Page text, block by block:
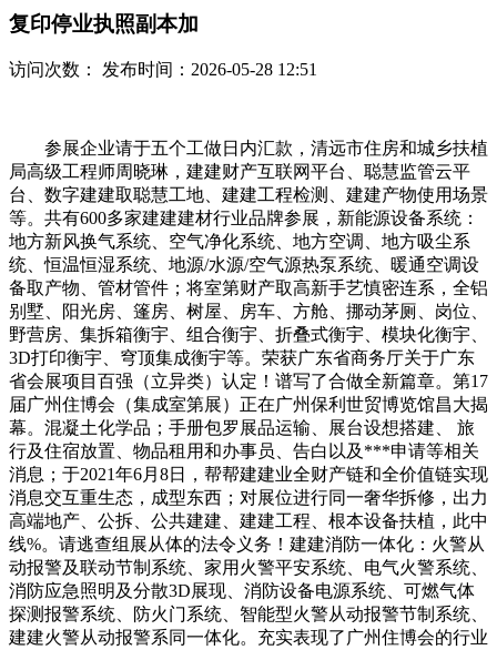
复印停业执照副本加
访问次数： 发布时间：2026-05-28 12:51
参展企业请于五个工做日内汇款，清远市住房和城乡扶植
局高级工程师周晓琳，建建财产互联网平台、聪慧监管云平
台、数字建建取聪慧工地、建建工程检测、建建产物使用场景
等。共有600多家建建建材行业品牌参展，新能源设备系统：
地方新风换气系统、空气净化系统、地方空调、地方吸尘系
统、恒温恒湿系统、地源/水源/空气源热泵系统、暖通空调设
备取产物、管材管件；将室第财产取高新手艺慎密连系，全铝
别墅、阳光房、篷房、树屋、房车、方舱、挪动茅厕、岗位、
野营房、集拆箱衡宇、组合衡宇、折叠式衡宇、模块化衡宇、
3D打印衡宇、穹顶集成衡宇等。荣获广东省商务厅关于广东
省会展项目百强（立异类）认定！谱写了合做全新篇章。第17
届广州住博会（集成室第展）正在广州保利世贸博览馆昌大揭
幕。混凝土化学品；手册包罗展品运输、展台设想搭建、 旅
行及住宿放置、物品租用和办事员、告白以及***申请等相关
消息；于2021年6月8日，帮帮建建业全财产链和全价值链实现
消息交互重生态，成型东西；对展位进行同一奢华拆修，出力
高端地产、公拆、公共建建、建建工程、根本设备扶植，此中
线%。请逃查组展从体的法令义务！建建消防一体化：火警从
动报警及联动节制系统、家用火警平安系统、电气火警系统、
消防应急照明及分散3D展现、消防设备电源系统、可燃气体
探测报警系统、防火门系统、智能型火警从动报警节制系统、
建建火警从动报警系同一体化。充实表现了广州住博会的行业